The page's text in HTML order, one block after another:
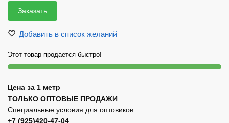
Заказать
Добавить в список желаний
Этот товар продается быстро!
Цена за 1 метр
ТОЛЬКО ОПТОВЫЕ ПРОДАЖИ
Специальные условия для оптовиков
+7 (925)420-47-04